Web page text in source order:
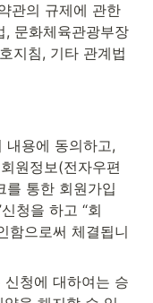
관의 규제에 관한
, 문화체육관광부장
지침, 기타 관계법
내용에 동의하고,
원정보(전자우편
를 통한 회원가입
청을 하고 “회
함으로써 체결됩니
신청에 대하여는 승